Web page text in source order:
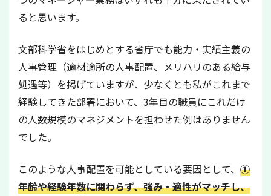
ると思います。
文部科学省をはじめとする省庁でも能力・実績主義の
人事管理（適材適所の人事配置、メリハリのある給与
処遇等）を掲げていますが、少なくとも私がこれまで
経験してきた部署において、3年目の職員にこれだけ
の人数規模のマネジメントを担わせた例はありません
でした。
このような人事配置を可能としている要因として、 ①
年齢や経験年数に関わらず、強み・適性がマッチし、